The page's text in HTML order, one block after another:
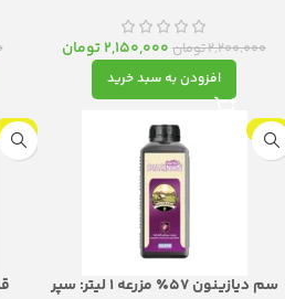
2,200,000تومان 2,150,000تومان
افزودن به سبد خرید
-2%
سم دیازینون ۵۷٪ مزرعه 1 لیتر: سپر
-9%